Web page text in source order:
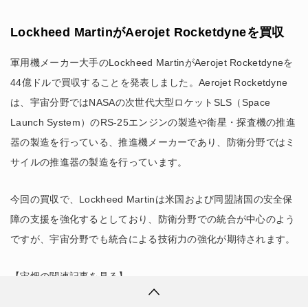
Lockheed MartinがAerojet Rocketdyneを買収
軍用機メーカー大手のLockheed MartinがAerojet Rocketdyneを
44億ドルで買収することを発表しました。Aerojet Rocketdyne
は、宇宙分野ではNASAの次世代大型ロケットSLS（Space
Launch System）のRS-25エンジンの製造や衛星・探査機の推進
器の製造を行っている、推進機メーカーであり、防衛分野ではミ
サイルの推進器の製造を行っています。
今回の買収で、Lockheed Martinは米国および同盟諸国の安全保
障の支援を強化するとしており、防衛分野での統合が中心のよう
ですが、宇宙分野でも統合による技術力の強化が期待されます。
【宙畑の関連記事を見る】
Voyager Space HoldingsがISSの商業利用に取り組むNanoracks